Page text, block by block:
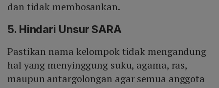
dan tidak membosankan.
5. Hindari Unsur SARA
Pastikan nama kelompok tidak mengandung
hal yang menyinggung suku, agama, ras,
maupun antargolongan agar semua anggota